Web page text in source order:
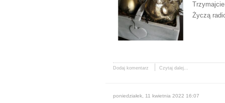
Życzą
Dodaj komentarz Czytaj dalej...
poniedziałek, 11 kwietnia 2022 16:07